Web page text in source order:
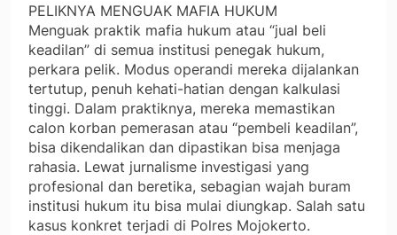
PELIKNYA MENGUAK MAFIA HUKUM
Menguak praktik mafia hukum atau “jual beli
keadilan” di semua institusi penegak hukum,
perkara pelik. Modus operandi mereka dijalankan
tertutup, penuh kehati-hatian dengan kalkulasi
tinggi. Dalam praktiknya, mereka memastikan
calon korban pemerasan atau “pembeli keadilan”,
bisa dikendalikan dan dipastikan bisa menjaga
rahasia. Lewat jurnalisme investigasi yang
profesional dan beretika, sebagian wajah buram
institusi hukum itu bisa mulai diungkap. Salah satu
kasus konkret terjadi di Polres Mojokerto.